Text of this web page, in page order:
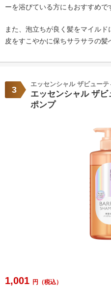
ーを浴びている方にもおすすめで
また、泡立ちが良く髪をマイル
皮をすこやかに保ちサラサラの髪
3
エッセンシャル ザビューテ
エッセンシャル ザ
ポンプ
1,001